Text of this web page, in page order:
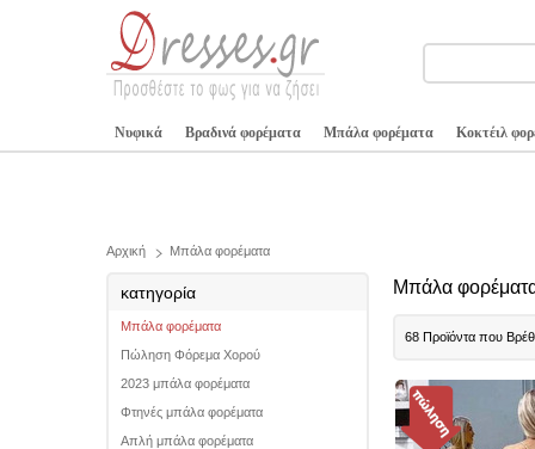
Νυφικά Βραδινά φορέματα Μπάλα φορέματα Κοκτέιλ
Αρχική Μπάλα φορέματα
κατηγορία
Μπάλα φορέματα
Πώληση Φόρεμα Χορού
2023 μπάλα φορέματα
Φτηνές μπάλα φορέματα
Απλή μπάλα φορέματα
Μπάλα φορέματα
68 Προϊόντα που